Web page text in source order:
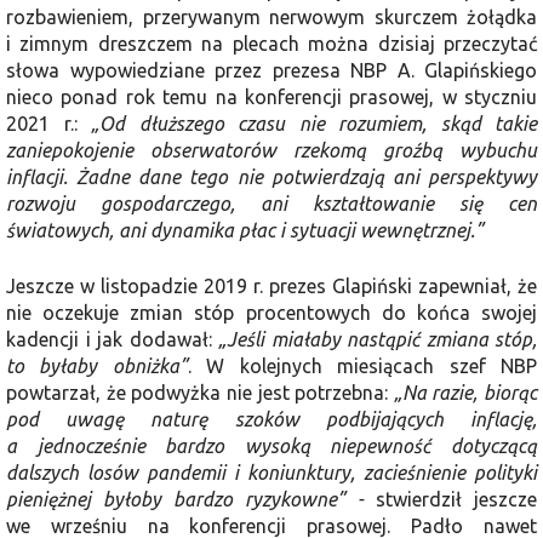
rozbawieniem, przerywanym nerwowym skurczem żołądka
i zimnym dreszczem na plecach można dzisiaj przeczytać
słowa wypowiedziane przez prezesa NBP A. Glapińskiego
nieco ponad rok temu na konferencji prasowej, w styczniu
2021 r.: „Od dłuższego czasu nie rozumiem, skąd takie
zaniepokojenie obserwatorów rzekomą groźbą wybuchu
inflacji. Żadne dane tego nie potwierdzają ani perspektywy
rozwoju gospodarczego, ani kształtowanie się cen
światowych, ani dynamika płac i sytuacji wewnętrznej.”
Jeszcze w listopadzie 2019 r. prezes Glapiński zapewniał, że
nie oczekuje zmian stóp procentowych do końca swojej
kadencji i jak dodawał: „Jeśli miałaby nastąpić zmiana stóp,
to byłaby obniżka”. W kolejnych miesiącach szef NBP
powtarzał, że podwyżka nie jest potrzebna: „Na razie, biorąc
pod uwagę naturę szoków podbijających inflację,
a jednocześnie bardzo wysoką niepewność dotyczącą
dalszych losów pandemii i koniunktury, zacieśnienie polityki
pieniężnej byłoby bardzo ryzykowne” - stwierdził jeszcze
we wrześniu na konferencji prasowej. Padło nawet